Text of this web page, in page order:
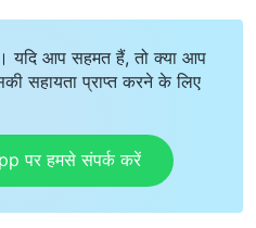
यदि आप सहमत हैं, तो क्या आप
सहायता प्राप्त करने के लिए
पर हमसे संपर्क करें